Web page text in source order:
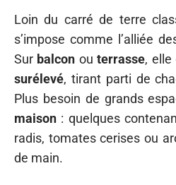
Loin du carré de terre
s’impose comme l’alliée
Sur balcon outerrasse, elle
surélevé, tirant parti de
Plus besoin de grands
maison : quelques
radis, tomates cerises ou
de main.